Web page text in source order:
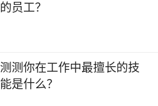
的员工？
测测你在工作中最擅长的技
能是什么？